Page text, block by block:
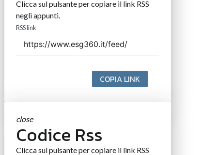
Clicca sul pulsante per copiare il link RSS
negli appunti.
RSS link
COPIA LINK
close
Codice Rss
Clicca sul pulsante per copiare il link RSS